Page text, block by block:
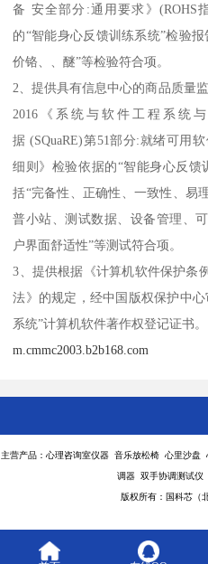
备 安全部分:通用要求》(ROHS
的“智能身心反馈训练系统”检验
价铬、、醚”等检验符合项。
2、提供具有信息中心的商品质量
2016《系统与软件工程系统
据 (SQuaRE)第51部分:就绪可用
细则》检验依据的“智能身心反
括“完备性、正确性、一致性、易
普小站、测试数据、设备管理、
户界面舒适性”等测试符合项。
3、提供根据《计算机软件保护条
法》的规定，经中国版权保护中
系统”计算机软件著作权登记证书。
m.cmmc2003.b2b168.com
主营产品：心理咨询室仪器 音乐放松椅 心里沙
调器 双手协调测试仪
版权所有：国科芯（